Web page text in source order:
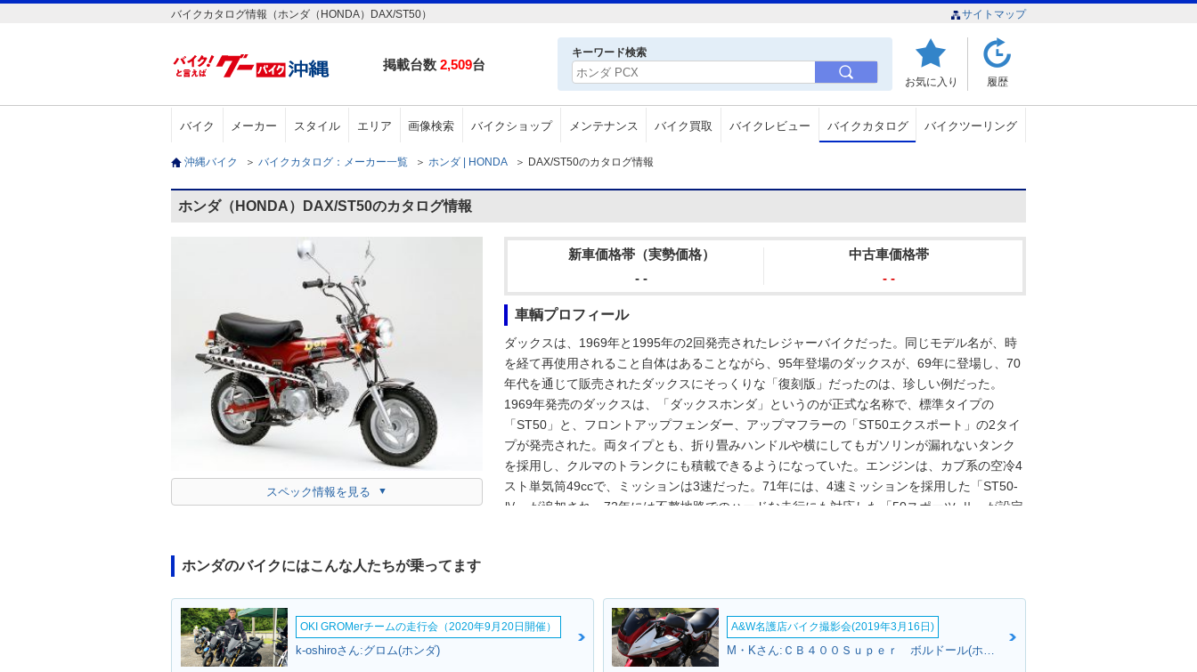
バイクカタログ情報（ホンダ（HONDA）DAX/ST50） サイトマップ
掲載台数 2,509台
キーワード検索
お気に入り 履歴
バイク メーカー スタイル エリア 画像検索 バイクショップ メンテナンス バイク買取 バイクレビュー バイクカタログ バイクツーリング
沖縄バイク ＞ バイクカタログ：メーカー一覧 ＞ ホンダ | HONDA ＞ DAX/ST50のカタログ情報
ホンダ（HONDA）DAX/ST50のカタログ情報
スペック情報を見る
新車価格帯（実勢価格）
- -
中古車価格帯
- -
車輌プロフィール
ダックスは、1969年と1995年の2回発売されたレジャーバイクだった。同じモデル名が、時
を経て再使用されること自体はあることながら、95年登場のダックスが、69年に登場し、70
年代を通じて販売されたダックスにそっくりな「復刻版」だったのは、珍しい例だった。
1969年発売のダックスは、「ダックスホンダ」というのが正式な名称で、標準タイプの
「ST50」と、フロントアップフェンダー、アップマフラーの「ST50エクスポート」の2タイ
プが発売された。両タイプとも、折り畳みハンドルや横にしてもガソリンが漏れないタンク
を採用し、クルマのトランクにも積載できるようになっていた。エンジンは、カブ系の空冷4
スト単気筒49ccで、ミッションは3速だった。71年には、4速ミッションを採用した「ST50-
Ⅳ」が追加され、72年には不整地路でのハードな走行にも対応した「50スポーツ-Ⅱ」が設定
1995年2月、「ダックス」が復活。電装系が強化されるなどのアップデートは行われていた
が、70年代までのダックスホンダとほぼ同じ。10年にわたった前世でのバリーション展開の
中では、「アップマフラー」「フロントのダウンフェンダー」「自動遠心の3速ミッション」
ホンダのバイクにはこんな人たちが乗ってます
OKI GROMerチームの走行会（2020年9月20日開催）
k-oshiroさん:グロム(ホンダ)
A&W名護店バイク撮影会(2019年3月16日)
M・Kさん:ＣＢ４００Ｓｕｐｅｒ ボルドール(ホンダ)